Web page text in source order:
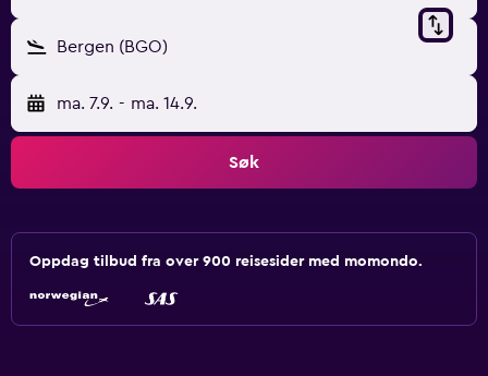
Bergen (BGO)
ma. 7.9. - ma. 14.9.
Søk
Oppdag tilbud fra over 900 reisesider med momondo.